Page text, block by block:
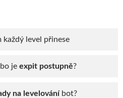
každý level přinese
je expit postupně?
na levelování bot?